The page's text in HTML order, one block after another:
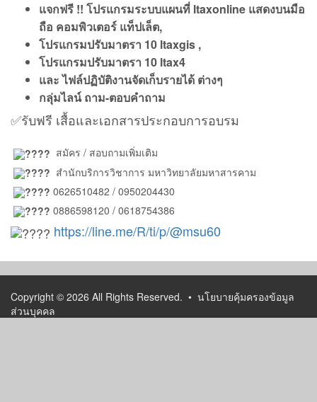
แจกฟรี !! โปรแกรมระบบแผนที่ ltaxonline แสดงบนมือ
ถือ คอมพิวเตอร์ แท็ปเล็ต,
โปรแกรมปรับมาตรา 10 ltaxgis ,
โปรแกรมปรับมาตรา 10 ltax4
และ ไฟล์ปฏิบัติงานจัดเก็บรายได้ ต่างๆ
กลุ่มไลน์ ถาม-ตอบคำถาม
✅รับฟรี เสื้อและเอกสารประกอบการอบรม
สมัคร / สอบถามเพิ่มเติม
สำนักบริการวิชาการ มหาวิทยาลัยมหาสารคาม
0626510482 / 0950204430
0886598120 / 0618754386
https://line.me/R/ti/p/@msu60
Copyright © 2026 All Rights Reserved. • นโยบายคุ้มครองข้อมูล
ส่วนบุคคล